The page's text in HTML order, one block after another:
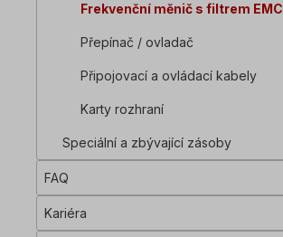
Frekvenční měnič s filtrem EMC
Přepínač / ovladač
Připojovací a ovládací kabely
Karty rozhraní
Speciální a zbývající zásoby
FAQ
Kariéra